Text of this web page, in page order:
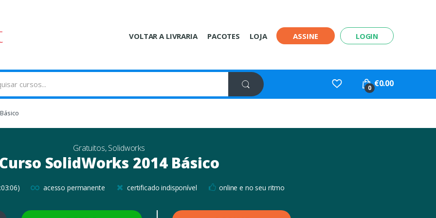
VOLTAR A LIVRARIA PACOTES LOJA ASSINE LOGIN
0 €0.00
Gratuitos,Solidworks
Curso SolidWorks 2014 Básico
∞ acesso permanente certificado indisponível online e no seu ritmo